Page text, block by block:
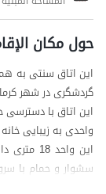
حول مكان
این اتاق سنتی به
گردشگری در شهر
واحدی به زیبایی
این
سشوار و حمام با